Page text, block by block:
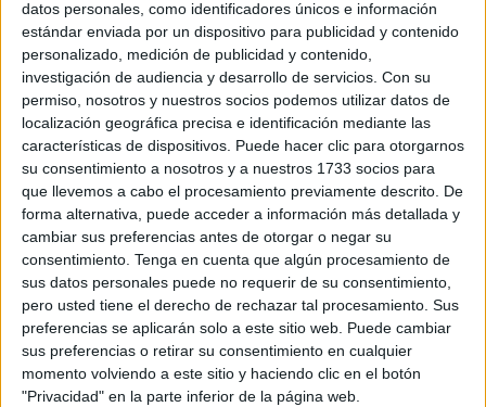
datos personales, como identificadores únicos e información
estándar enviada por un dispositivo para publicidad y contenido
personalizado, medición de publicidad y contenido,
investigación de audiencia y desarrollo de servicios. Con su
permiso, nosotros y nuestros socios podemos utilizar datos de
localización geográfica precisa e identificación mediante las
características de dispositivos. Puede hacer clic para otorgarnos
su consentimiento a nosotros y a nuestros 1733 socios para
que llevemos a cabo el procesamiento previamente descrito. De
forma alternativa, puede acceder a información más detallada y
cambiar sus preferencias antes de otorgar o negar su
consentimiento. Tenga en cuenta que algún procesamiento de
sus datos personales puede no requerir de su consentimiento,
pero usted tiene el derecho de rechazar tal procesamiento. Sus
preferencias se aplicarán solo a este sitio web. Puede cambiar
sus preferencias o retirar su consentimiento en cualquier
momento volviendo a este sitio y haciendo clic en el botón
"Privacidad" en la parte inferior de la página web.
Su madre, Turia Buyemaa, dice entre lágrimas y con voz
entrecortada que de Ilias recuerda absolutamente todo.
“Diariamente recuerdo todo, desde cómo se levantaba, su
sitio, sus fotos las tenemos en cada rincón de la casa, sus
logros, sus copas de futbolista, sus títulos de estudiante,
todo lo tengo presente diariamente, las 24 horas, en mi
vida y en mi corazón”.
Los amigos y conocidos tampoco quieren desprenderse de
su memoria. Turia cuenta que “le escriben mensajes a su
móvil cada dos o tres días, les escriben que lo echan de
menos o cuando tienen un logro, porque él les daba
consejos y le dicen: ‘Ilias, he hecho lo que tú me has dicho
y me ha salido todo bien’”. También le piden que los
proteja desde el cielo.